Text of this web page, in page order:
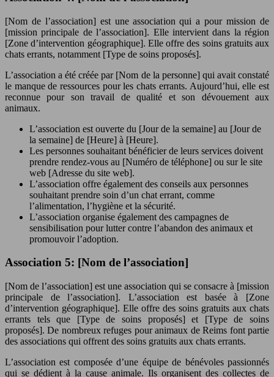
[Nom de l’association] est une association qui a pour mission de
[mission principale de l’association]. Elle intervient dans la région
[Zone d’intervention géographique]. Elle offre des soins gratuits aux
chats errants, notamment [Type de soins proposés].
L’association a été créée par [Nom de la personne] qui avait constaté
le manque de ressources pour les chats errants. Aujourd’hui, elle est
reconnue pour son travail de qualité et son dévouement aux
animaux.
L’association est ouverte du [Jour de la semaine] au [Jour de
la semaine] de [Heure] à [Heure].
Les personnes souhaitant bénéficier de leurs services doivent
prendre rendez-vous au [Numéro de téléphone] ou sur le site
web [Adresse du site web].
L’association offre également des conseils aux personnes
souhaitant prendre soin d’un chat errant, comme
l’alimentation, l’hygiène et la sécurité.
L’association organise également des campagnes de
sensibilisation pour lutter contre l’abandon des animaux et
promouvoir l’adoption.
Association 5: [Nom de l’association]
[Nom de l’association] est une association qui se consacre à [mission
principale de l’association]. L’association est basée à [Zone
d’intervention géographique]. Elle offre des soins gratuits aux chats
errants tels que [Type de soins proposés] et [Type de soins
proposés]. De nombreux refuges pour animaux de Reims font partie
des associations qui offrent des soins gratuits aux chats errants.
L’association est composée d’une équipe de bénévoles passionnés
qui se dédient à la cause animale. Ils organisent des collectes de